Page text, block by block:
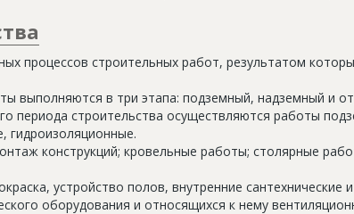
процессов строительных работ, результатом
выполняются в три этапа: подземный, надземный и
периода строительства осуществляются работы
гидроизоляционные.
конструкций; кровельные работы; столярные
устройство полов, внутренние сантехнические
оборудования и относящихся к нему